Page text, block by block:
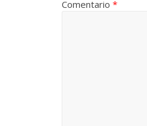
Comentario *